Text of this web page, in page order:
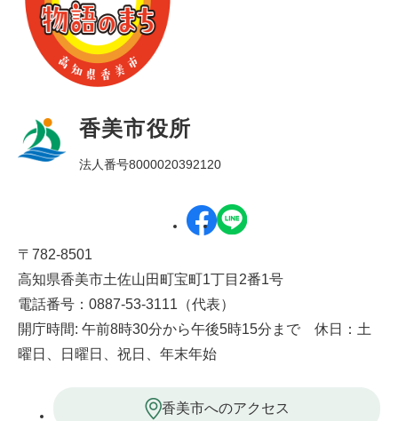
香美市役所
法人番号8000020392120
〒782-8501
高知県香美市土佐山田町宝町1丁目2番1号
電話番号：0887-53-3111（代表）
開庁時間: 午前8時30分から午後5時15分まで 休日：土
曜日、日曜日、祝日、年末年始
香美市へのアクセス